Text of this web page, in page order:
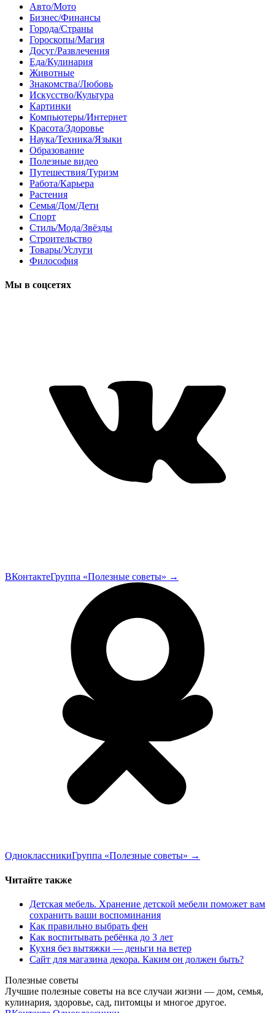
Авто/Мото
Бизнес/Финансы
Города/Страны
Гороскопы/Магия
Досуг/Развлечения
Еда/Кулинария
Животные
Знакомства/Любовь
Искусство/Культура
Картинки
Компьютеры/Интернет
Красота/Здоровье
Наука/Техника/Языки
Образование
Полезные видео
Путешествия/Туризм
Работа/Карьера
Растения
Семья/Дом/Дети
Спорт
Стиль/Мода/Звёзды
Строительство
Товары/Услуги
Философия
Мы в соцсетях
ВКонтактеГруппа «Полезные советы» →
ОдноклассникиГруппа «Полезные советы» →
Читайте также
Детская мебель. Хранение детской мебели поможет вам
сохранить ваши воспоминания
Как правильно выбрать фен
Как воспитывать ребёнка до 3 лет
Кухня без вытяжки — деньги на ветер
Сайт для магазина декора. Каким он должен быть?
Полезные советы
Лучшие полезные советы на все случаи жизни — дом, семья,
кулинария, здоровье, сад, питомцы и многое другое.